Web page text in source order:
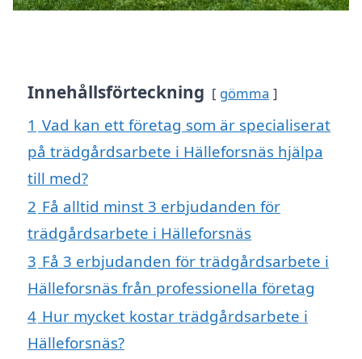
Innehållsförteckning gömma
1 Vad kan ett företag som är specialiserat
på trädgårdsarbete i Hälleforsnäs hjälpa
till med?
2 Få alltid minst 3 erbjudanden för
trädgårdsarbete i Hälleforsnäs
3 Få 3 erbjudanden för trädgårdsarbete i
Hälleforsnäs från professionella företag
4 Hur mycket kostar trädgårdsarbete i
Hälleforsnäs?